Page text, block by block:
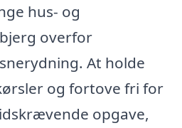
hus- og
overfor
At holde
og fortove fri for
opgave,